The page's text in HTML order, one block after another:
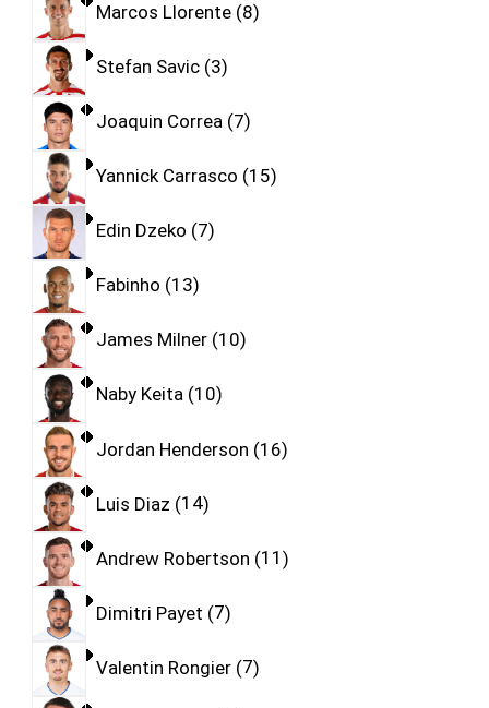
Marcos Llorente 8
Stefan Savic 3
Joaquin Correa 7
Yannick Carrasco 15
Edin Dzeko 7
Fabinho 13
James Milner 10
Naby Keita 10
Jordan Henderson 16
Luis Diaz 14
Andrew Robertson 11
Dimitri Payet 7
Valentin Rongier 7